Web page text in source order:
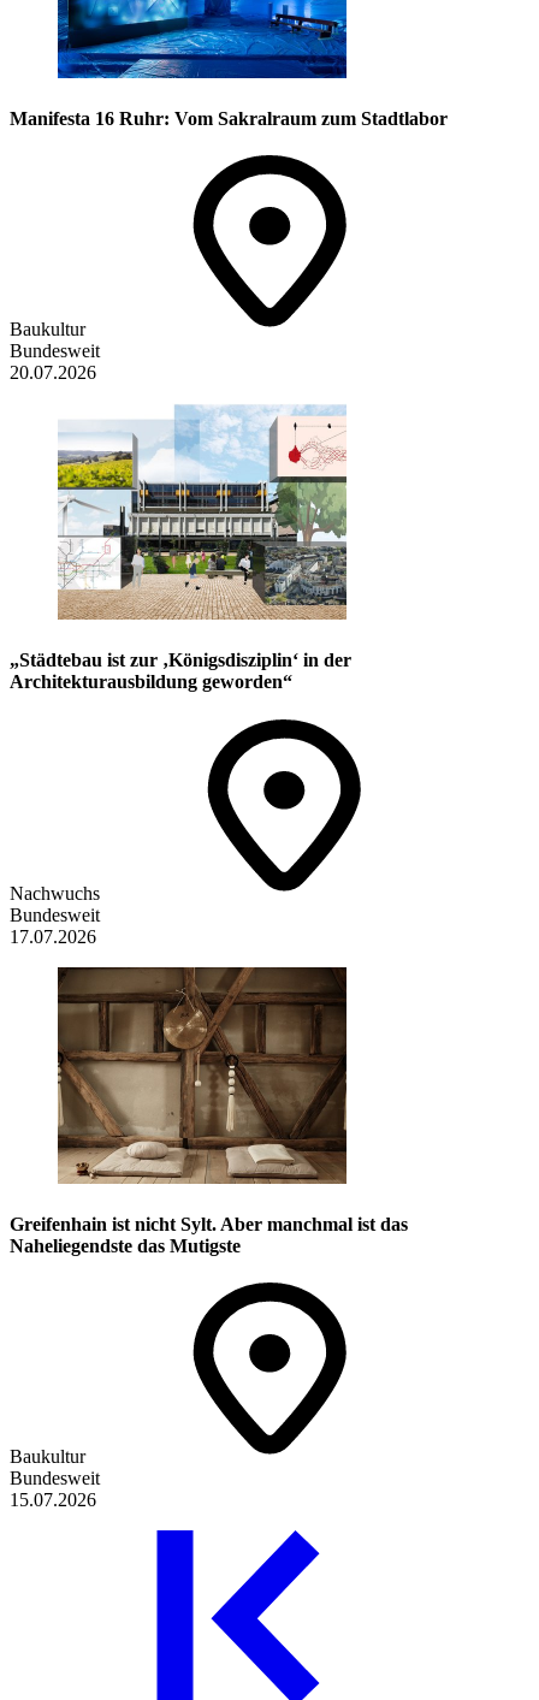
Manifesta 16 Ruhr: Vom Sakralraum zum Stadtlabor
Baukultur
Bundesweit
20.07.2026
„Städtebau ist zur ‚Königsdisziplin‘ in der
Architekturausbildung geworden“
Nachwuchs
Bundesweit
17.07.2026
Greifenhain ist nicht Sylt. Aber manchmal ist das
Naheliegendste das Mutigste
Baukultur
Bundesweit
15.07.2026